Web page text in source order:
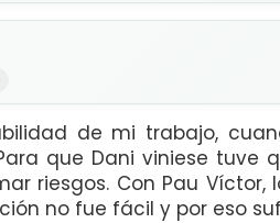
de mi trabajo,
que Dani viniese tuve
riesgos. Con Pau
no fue fácil y por eso